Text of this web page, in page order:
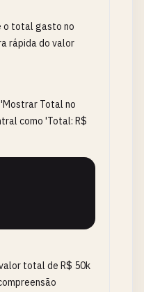
o total gasto no
rápida do valor
Total no
como 'Total: R$
total de R$ 50k